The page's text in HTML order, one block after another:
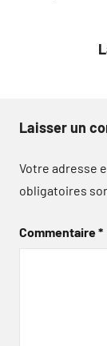
Laisser un
Votre adresse
obligatoires
Commentaire*